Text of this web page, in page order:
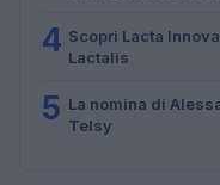
4 Scopri Lacta
Lactalis
5 La nomina di
Telsy